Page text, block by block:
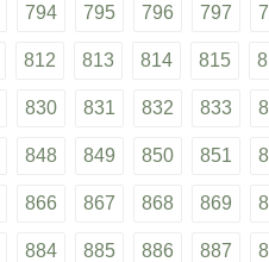
794 795 796 797
812 813 814 815
830 831 832 833
848 849 850 851
866 867 868 869
884 885 886 887